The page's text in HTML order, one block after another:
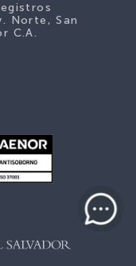
Norte, San
C.A.